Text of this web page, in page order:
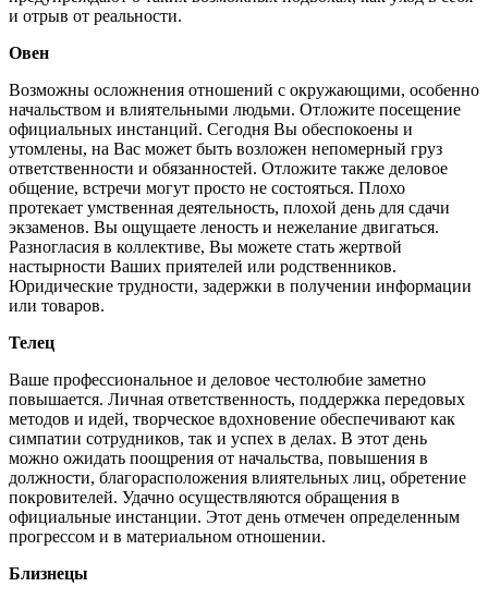
и отрыв от реальности.
Овен
Возможны осложнения отношений с окружающими, особенно
начальством и влиятельными людьми. Отложите посещение
официальных инстанций. Сегодня Вы обеспокоены и
утомлены, на Вас может быть возложен непомерный груз
ответственности и обязанностей. Отложите также деловое
общение, встречи могут просто не состояться. Плохо
протекает умственная деятельность, плохой день для сдачи
экзаменов. Вы ощущаете леность и нежелание двигаться.
Разногласия в коллективе, Вы можете стать жертвой
настырности Ваших приятелей или родственников.
Юридические трудности, задержки в получении информации
или товаров.
Телец
Ваше профессиональное и деловое честолюбие заметно
повышается. Личная ответственность, поддержка передовых
методов и идей, творческое вдохновение обеспечивают как
симпатии сотрудников, так и успех в делах. В этот день
можно ожидать поощрения от начальства, повышения в
должности, благорасположения влиятельных лиц, обретение
покровителей. Удачно осуществляются обращения в
официальные инстанции. Этот день отмечен определенным
прогрессом и в материальном отношении.
Близнецы